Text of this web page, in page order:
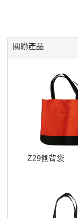
關聯產品
Z29側背袋